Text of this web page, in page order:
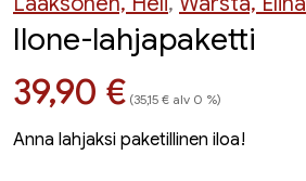
Ilone-lahjapaketti
Hinta nyt
39,90 € (35,15 € alv 0 %)
Anna lahjaksi paketillinen iloa!